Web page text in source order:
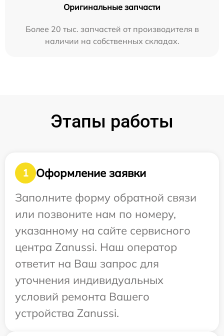
Оригинальные запчасти
Более 20 тыс. запчастей от производителя в
наличии на собственных складах.
Этапы работы
1
Оформление заявки
Заполните форму обратной связи
или позвоните нам по номеру,
указанному на сайте сервисного
центра Zanussi. Наш оператор
ответит на Ваш запрос для
уточнения индивидуальных
условий ремонта Вашего
устройства Zanussi.